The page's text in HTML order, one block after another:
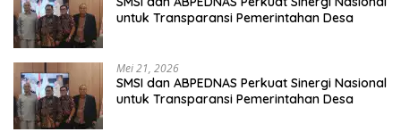
untuk Transparansi Pemerintahan Desa
Mei 21, 2026
SMSI dan ABPEDNAS Perkuat Sinergi Nasional
untuk Transparansi Pemerintahan Desa